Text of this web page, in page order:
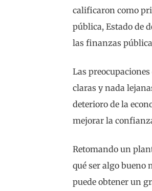
calificaron como
pública, Estado de
las finanzas
Las
claras y nada
deterioro de la
mejorar la
Retomando un
qué ser algo bueno
puede obtener un